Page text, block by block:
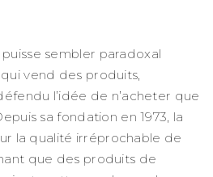
sembler paradoxal
vend des produits,
l’idée de n’acheter que
sa fondation en 1973, la
la qualité irréprochable de
que des produits de